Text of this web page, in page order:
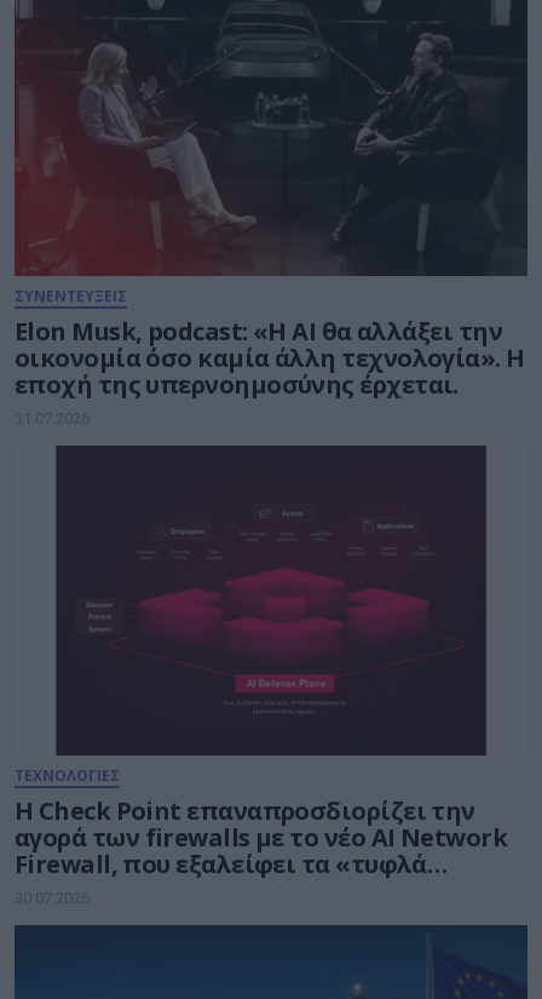
ΣΥΝΕΝΤΕΥΞΕΙΣ
Elon Musk, podcast: «Η AI θα αλλάξει την
οικονομία όσο καμία άλλη τεχνολογία». Η
εποχή της υπερνοημοσύνης έρχεται.
31.07.2026
ΤΕΧΝΟΛΟΓΙΕΣ
Η Check Point επαναπροσδιορίζει την
αγορά των firewalls με το νέο AI Network
Firewall, που εξαλείφει τα «τυφλά
σημεία» της Τεχνητής Νοημοσύνης σε
κάθε δίκτυο
30.07.2026